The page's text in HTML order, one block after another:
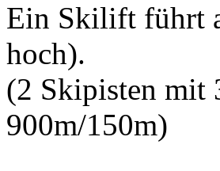
Ein Skilift führt
hoch).
(2 Skipisten mit
900m/150m)